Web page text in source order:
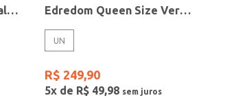
Edredom Casal Blend Malha Altenburg AZUL Edredom Queen Size Verano Altenburg BEGE
UN
R$ 249,90
5x de R$ 49,98